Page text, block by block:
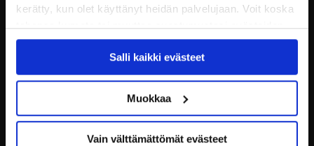
kerätty, kun olet käyttänyt heidän palvelujaan. Voit koska
tahansa kumota tai muuttaa suostumustasi evästeiden
käytöstäEvästeet-sivultamme.
Salli kaikki evästeet
Muokkaa
Vain välttämättömät evästeet
JYP Jyväskylä Oy
Puistokatu 21, 40200 Jyväskylä
Tietosuoja